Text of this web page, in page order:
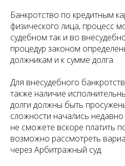
Банкротство по кредитным
физического лица, процесс
судебном так и во
процедур законом
должникам и к сумме долга.
Для внесудебного
также наличие
долги должны быть
сложности начались
не сможете вскоре платить
возможно рассмотреть
через Арбитражный суд.